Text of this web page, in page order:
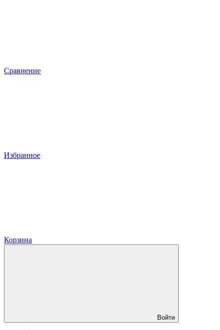
Сравнение
Избранное
Корзина
Войти